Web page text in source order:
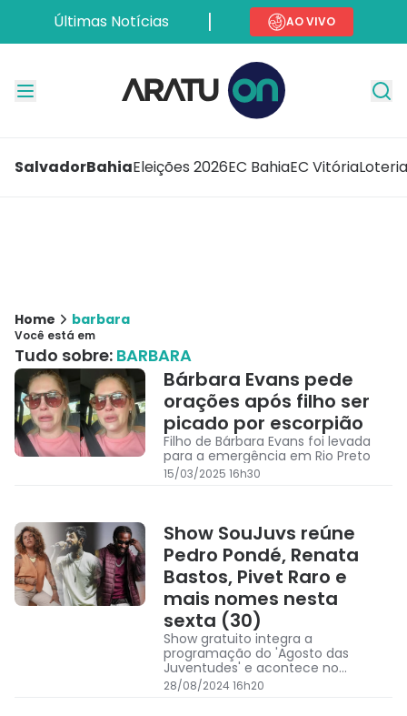
Últimas Notícias AO VIVO
SalvadorBahiaEleições 2026EC BahiaEC Vitória
Home barbara
Você está em
Tudo sobre: BARBARA
Bárbara Evans pede
orações após filho ser
picado por escorpião
Filho de Bárbara Evans foi levada
para a emergência em Rio Preto
15/03/2025 16h30
Show SouJuvs reúne
Pedro Pondé, Renata
Bastos, Pivet Raro e
mais nomes nesta
sexta (30)
Show gratuito integra a
programação do 'Agosto das
Juventudes' e acontece no
Pelourinho, a partir das 17h
28/08/2024 16h20